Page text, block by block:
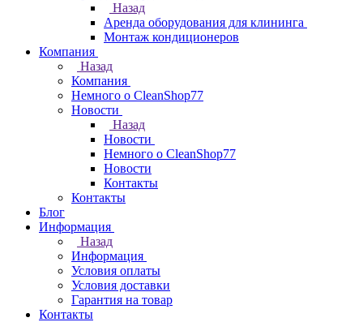
Назад
Аренда оборудования для клининга
Монтаж кондиционеров
Компания
Назад
Компания
Немного о CleanShop77
Новости
Назад
Новости
Немного о CleanShop77
Новости
Контакты
Контакты
Блог
Информация
Назад
Информация
Условия оплаты
Условия доставки
Гарантия на товар
Контакты